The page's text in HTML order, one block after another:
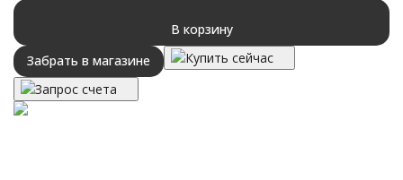
В корзину
Забрать в магазине
Купить сейчас
Запрос счета